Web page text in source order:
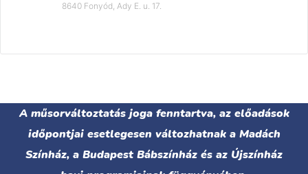
8640 Fonyód, Ady E. u. 17.
A műsorváltoztatás joga fenntartva, az előadások
időpontjai esetlegesen változhatnak a Madách
Színház, a Budapest Bábszínház és az Újszínház